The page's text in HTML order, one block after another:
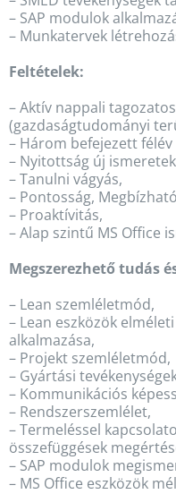
– SAP modulok
– Munkatervek
Feltételek:
– Aktív nappali
(gazdaságtudományi
– Három befejezett félév
– Nyitottság új
– Tanulni vágyás,
– Pontosság,
– Proaktívitás,
– Alap szintű MS Office
Megszerezhető tudás
– Lean szemléletmód,
– Lean eszközök
alkalmazása,
– Projekt szemléletmód,
– Gyártási
– Kommunikációs
– Rendszerszemlélet,
– Termeléssel
összefüggések
– SAP modulok
– MS Office eszközök